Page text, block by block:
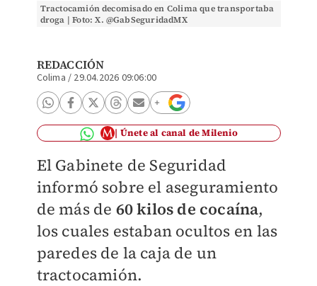
Tractocamión decomisado en Colima que transportaba
droga | Foto: X. @GabSeguridadMX
REDACCIÓN
Colima / 29.04.2026 09:06:00
Únete al canal de Milenio
El Gabinete de Seguridad
informó sobre el aseguramiento
de más de 60 kilos de cocaína,
los cuales estaban ocultos en las
paredes de la caja de un
tractocamión.